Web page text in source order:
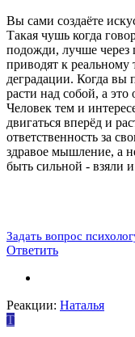
Вы сами создаёте
Такая чушь когда
подожди, лучше через
приводят к
деградации. Когда вы
расти над собой, а это
Человек тем и
двигаться вперёд и
ответственность за
здравое мышление, а
быть сильной - взяли
Задать вопрос
Ответить
Реакции: Наталья
T